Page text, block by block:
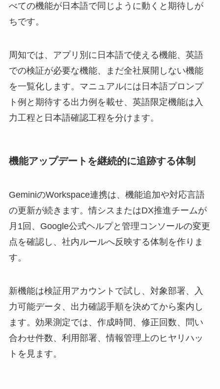
べての機能が日本語で同じように動くと期待しが
ちです。
周知では、アプリ別に日本語で使える機能、英語
での検証が必要な機能、まだ全社展開しない機能
を一覧化します。マニュアルには日本語プロンプ
ト例と期待する出力例を載せ、英語限定機能は入
力工程と日本語確認工程を分けます。
機能アップデートを継続的に追跡する体制
GeminiのWorkspace連携は、機能追加や対応言語
の更新が続きます。情シスまたはDX推進チームが
月1回、Google公式ヘルプと管理コンソールの変更
点を確認し、社内ルールへ反映する体制を作りま
す。
新機能は検証用アカウントで試し、対象部署、入
力可能データ、出力確認手順を決めてから案内し
ます。効果測定では、作成時間、修正回数、問い
合わせ件数、利用部署、情報管理上のヒヤリハッ
トを見ます。